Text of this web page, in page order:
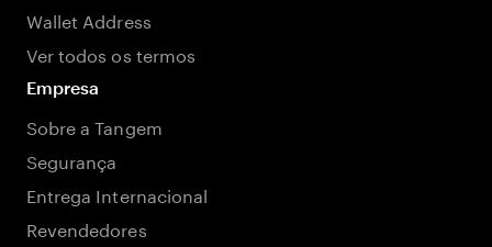
Wallet Address
Ver todos os termos
Empresa
Sobre a Tangem
Segurança
Entrega Internacional
Revendedores